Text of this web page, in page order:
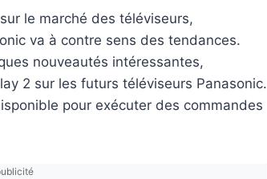
le marché des téléviseurs,
va à contre sens des tendances.
nouveautés intéressantes,
2 sur les futurs téléviseurs Panasonic.
pour exécuter des commandes